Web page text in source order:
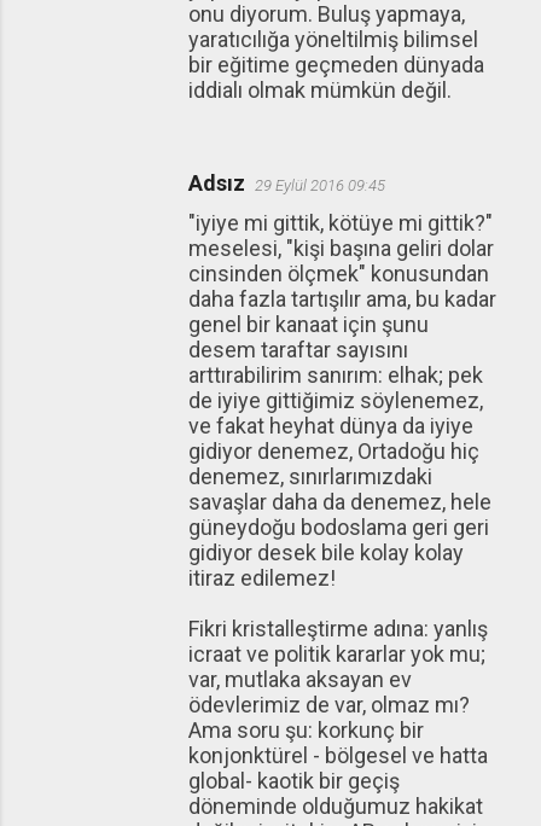
onu diyorum. Buluş yapmaya,
yaratıcılığa yöneltilmiş bilimsel
bir eğitime geçmeden dünyada
iddialı olmak mümkün değil.
Adsız 29 Eylül 2016 09:45
"iyiye mi gittik, kötüye mi gittik?"
meselesi, "kişi başına geliri dolar
cinsinden ölçmek" konusundan
daha fazla tartışılır ama, bu kadar
genel bir kanaat için şunu
desem taraftar sayısını
arttırabilirim sanırım: elhak; pek
de iyiye gittiğimiz söylenemez,
ve fakat heyhat dünya da iyiye
gidiyor denemez, Ortadoğu hiç
denemez, sınırlarımızdaki
savaşlar daha da denemez, hele
güneydoğu bodoslama geri geri
gidiyor desek bile kolay kolay
itiraz edilemez!
Fikri kristalleştirme adına: yanlış
icraat ve politik kararlar yok mu;
var, mutlaka aksayan ev
ödevlerimiz de var, olmaz mı?
Ama soru şu: korkunç bir
konjonktürel - bölgesel ve hatta
global- kaotik bir geçiş
döneminde olduğumuz hakikat